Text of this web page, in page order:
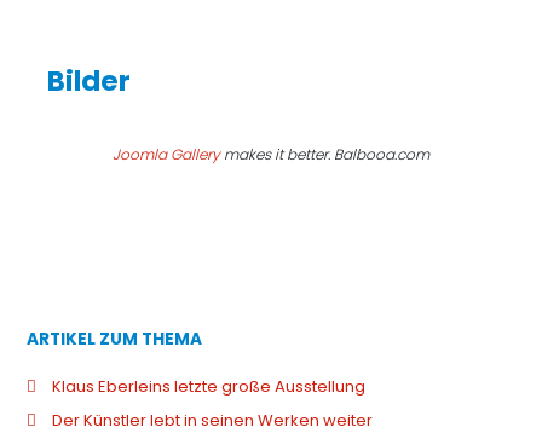
Joomla Gallerymakes it better. Balbooa.com
ARTIKEL ZUM THEMA
Klaus Eberleins letzte große Ausstellung
Der Künstler lebt in seinen Werken weiter